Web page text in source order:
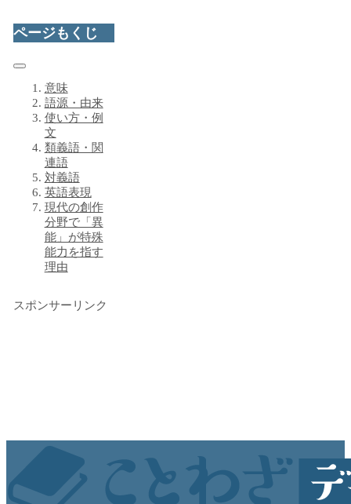
ページもくじ
意味
語源・由来
使い方・例
文
類義語・関
連語
対義語
英語表現
現代の創作
分野で「異
能」が特殊
能力を指す
理由
スポンサーリンク